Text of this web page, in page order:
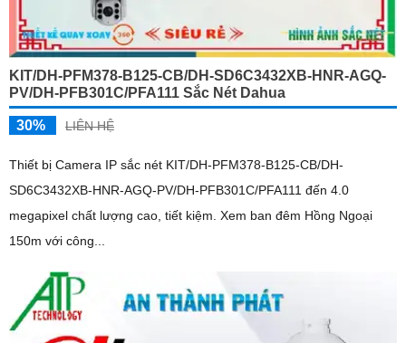
KIT/DH-PFM378-B125-CB/DH-SD6C3432XB-HNR-AGQ-
PV/DH-PFB301C/PFA111 Sắc Nét Dahua
30% LIÊN HỆ
Thiết bị Camera IP sắc nét KIT/DH-PFM378-B125-CB/DH-
SD6C3432XB-HNR-AGQ-PV/DH-PFB301C/PFA111 đến 4.0
megapixel chất lượng cao, tiết kiệm. Xem ban đêm Hồng Ngoại
150m với công...